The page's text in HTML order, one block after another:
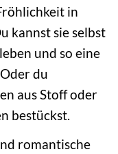
in
kannst sie selbst
und so eine
du
aus Stoff oder
bestückst.
romantische